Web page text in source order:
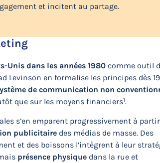
et incitent au partage.
Unis dans les années 1980comme outil
Levinson en formalise les principes dès
de communication non
que sur les moyens financiers1.
s’en emparent progressivement à
publicitairedes médias de masse. Des
et des boissons l’intègrent à leur
présence physiquedans la rue et